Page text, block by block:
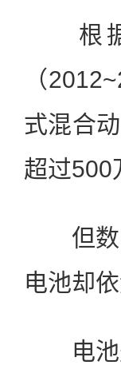
根据
（
式混合
超过500
但数字
电池却
电池